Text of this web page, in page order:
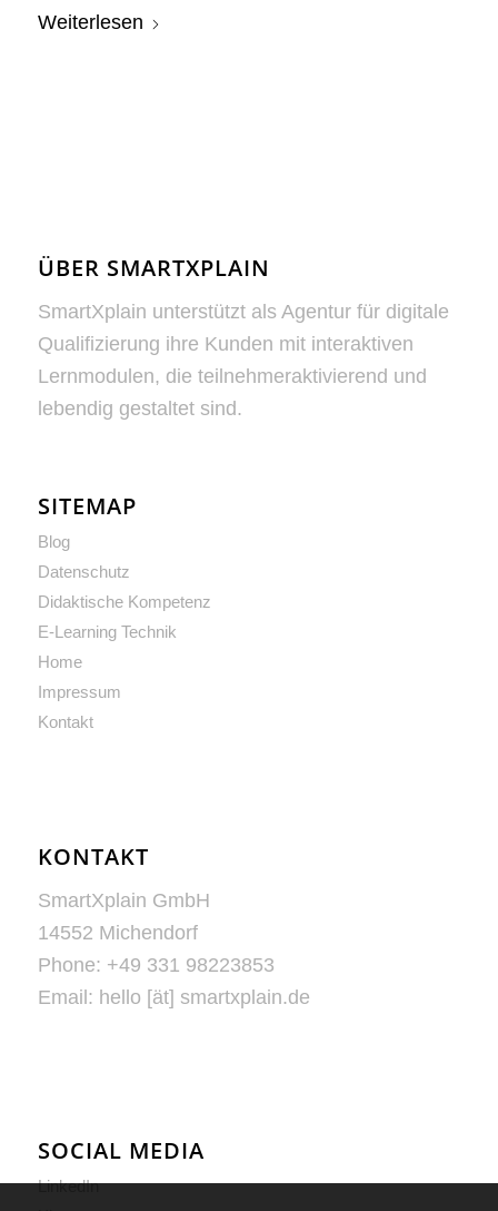
Weiterlesen
ÜBER SMARTXPLAIN
SmartXplain unterstützt als Agentur für digitale
Qualifizierung ihre Kunden mit interaktiven
Lernmodulen, die teilnehmeraktivierend und
lebendig gestaltet sind.
SITEMAP
Blog
Datenschutz
Didaktische Kompetenz
E-Learning Technik
Home
Impressum
Kontakt
KONTAKT
SmartXplain GmbH
14552 Michendorf
Phone: +49 331 98223853
Email: hello [ät] smartxplain.de
SOCIAL MEDIA
LinkedIn